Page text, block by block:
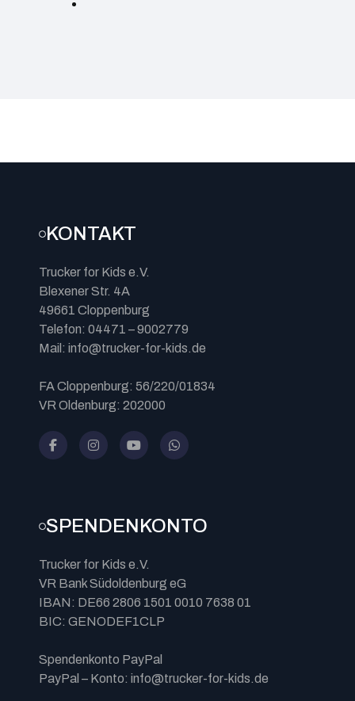
KONTAKT
Trucker for Kids e.V.
Blexener Str. 4A
49661 Cloppenburg
Telefon: 04471 – 9002779
Mail: info@trucker-for-kids.de
FA Cloppenburg: 56/220/01834
VR Oldenburg: 202000
SPENDENKONTO
Trucker for Kids e.V.
VR Bank Südoldenburg eG
IBAN: DE66 2806 1501 0010 7638 01
BIC: GENODEF1CLP
Spendenkonto PayPal
PayPal – Konto: info@trucker-for-kids.de